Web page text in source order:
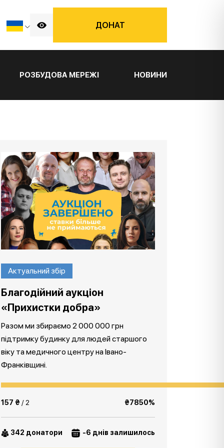
ДОНАТ
РОЗБУДОВА МЕРЕЖІ НОВИНИ
Актуальний збір
Благодійний аукціон
«Прихистки добра»
Разом ми збираємо 2 000 000 грн
підтримку будинку для людей старшого
віку та медичного центру на Івано-
Франківщині.
157 ₴ / 2 ₴7850%
342 донатори -6 днів залишилось